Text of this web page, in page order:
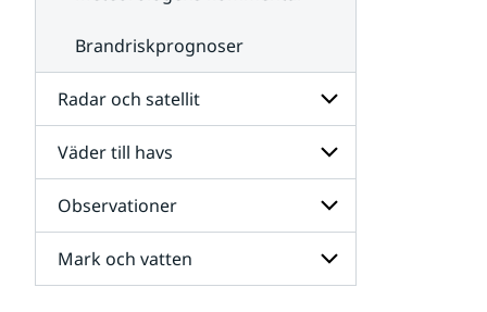
Brandriskprognoser
Radar och satellit
Undersidor
för
Radar
och
satellit
Väder till havs
Undersidor
för
Väder
till
havs
Observationer
Undersidor
för
Mark och vatten